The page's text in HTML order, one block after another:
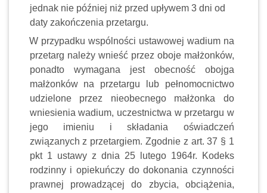
jednak nie później niż przed upływem 3 dni od
daty zakończenia przetargu.
W przypadku wspólności ustawowej wadium na
przetarg należy wnieść przez oboje małżonków,
ponadto wymagana jest obecność obojga
małżonków na przetargu lub pełnomocnictwo
udzielone przez nieobecnego małżonka do
wniesienia wadium, uczestnictwa w przetargu w
jego imieniu i składania oświadczeń
związanych z przetargiem. Zgodnie z art. 37 § 1
pkt 1 ustawy z dnia 25 lutego 1964r. Kodeks
rodzinny i opiekuńczy do dokonania czynności
prawnej prowadzącej do zbycia, obciążenia,